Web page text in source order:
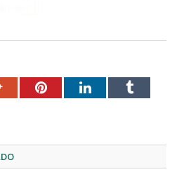
Google+PinterestLinkedInTumblr